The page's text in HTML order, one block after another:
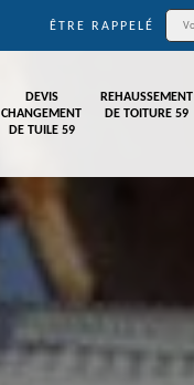
ÊTRE RAPPELÉ
DEVIS
CHANGEMENT
DE TUILE 59
REHAUSSEMENT
DE TOITURE 59